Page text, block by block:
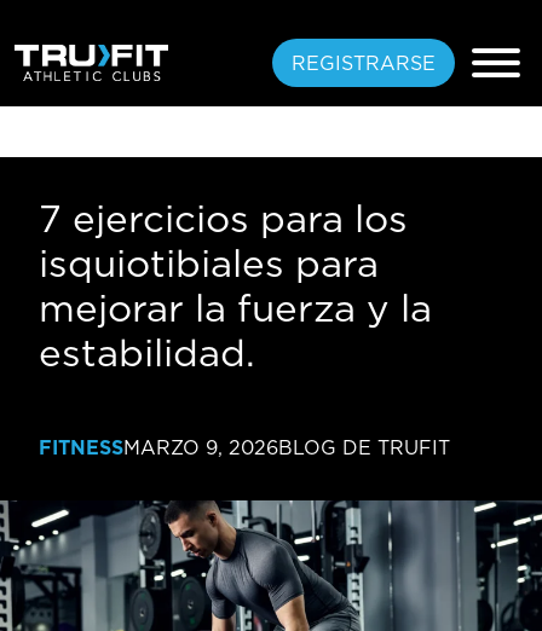
REGISTRARSE
PASO GRATIS
PLANES
UBICACIONES
CAPACITACIÓN
ESPECIALIZADA
CLASES
EXPLORA TRUFIT
7 ejercicios para los
isquiotibiales para
mejorar la fuerza y ​​la
estabilidad.
FITNESSMARZO 9, 2026BLOG DE TRUFIT